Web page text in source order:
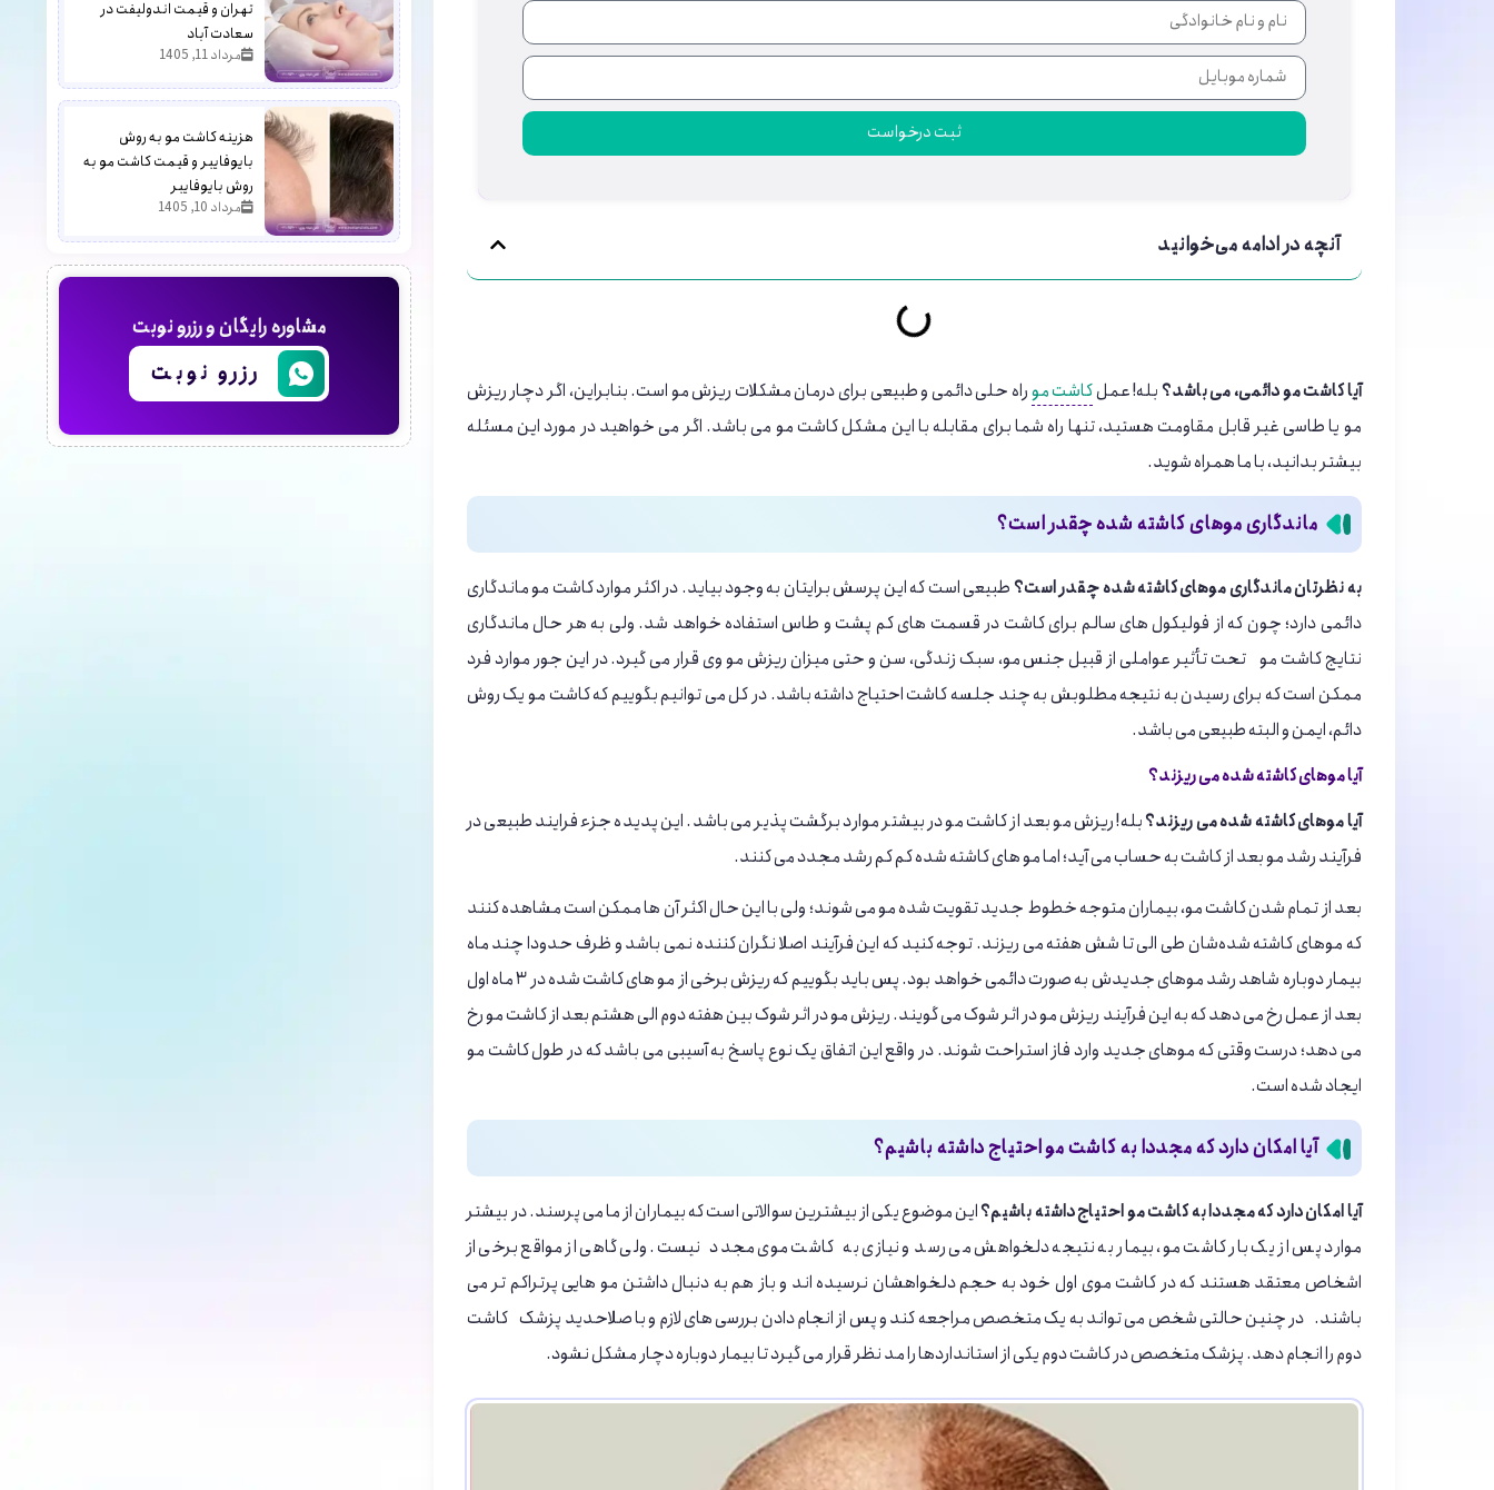
ثبت درخواست
آنچه در ادامه می‌خوانید
آیا کاشت مو دائمی، می باشد؟بله! عملکاشت موراه حلی دائمی و طبیعی برای درمان مشکلات ریزش مو است. بنابراین، اگر دچار ریزش
مو یا طاسی غیر قابل مقاومت هستید، تنها راه شما برای مقابله با این مشکل کاشت مو می باشد. اگر می خواهید در مورد این مسئله
بیشتر بدانید، با ما همراه شوید.
ماندگاری موهای کاشته شده چقدر است؟
به نظرتان ماندگاری موهای کاشته شده چقدر است؟طبیعی است که این پرسش برایتان به وجود بیاید. در اکثر موارد کاشت مو ماندگاری
دائمی دارد؛ چون که از فولیکول های سالم برای کاشت در قسمت های کم پشت و طاس استفاده خواهد شد. ولی به هر حال ماندگاری
نتایج کاشت مو تحت تأثیر عواملی از قبیل جنس مو، سبک زندگی، سن و حتی میزان ریزش مو وی قرار می گیرد. در این جور موارد فرد
ممکن است که برای رسیدن به نتیجه مطلوبش به چند جلسه کاشت احتیاج داشته باشد. در کل می توانیم بگوییم که کاشت مو یک روش
دائم، ایمن و البته طبیعی می باشد.
آیا موهای کاشته شده می ریزند؟
آیا موهای کاشته شده می ریزند؟بله! ریزش مو بعد از کاشت مو در بیشتر موارد برگشت‌ پذیر می باشد. این پدیده جزء فرایند طبیعی در
فرآیند رشد مو بعد از کاشت به حساب می آید؛ اما مو های کاشته شده کم کم رشد مجدد می کنند.
بعد از تمام شدن کاشت مو، بیماران متوجه خطوط جدید تقویت شده مو می شوند؛ ولی با این حال اکثر آن ها ممکن است مشاهده کنند
که موهای کاشته شده‌شان طی الی تا شش هفته می ریزند. توجه کنید که این فرآیند اصلا نگران کننده نمی باشد و ظرف حدودا چند ماه
بیمار دوباره شاهد رشد موهای جدیدش به صورت دائمی خواهد بود. پس باید بگوییم که ریزش برخی از مو های کاشت شده در ۳ ماه اول
بعد از عمل رخ می دهد که به این فرآیند ریزش مو در اثر شوک می گویند. ریزش مو در اثر شوک بین هفته دوم الی هشتم بعد از کاشت مو رخ
می دهد؛ درست وقتی که موهای جدید وارد فاز استراحت شوند. در واقع این اتفاق یک نوع پاسخ به آسیبی می باشد که در طول کاشت مو
ایجاد شده است.
آیا امکان دارد که مجددا به کاشت مو احتیاج داشته باشیم؟
آیا امکان دارد که مجددا به کاشت مو احتیاج داشته باشیم؟این موضوع یکی از بیشترین سوالاتی است که بیماران از ما می پرسند. در بیشتر
موارد پس از یک بار کاشت مو، بیمار به نتیجه دلخواهش می رسد و نیازی به کاشت موی مجدد نیست. ولی گاهی از مواقع برخی از
اشخاص معتقد هستند که در کاشت موی اول خود به حجم دلخواهشان نرسیده اند و باز هم به دنبال داشتن مو هایی پرتراکم تر می
باشند. در چنین حالتی شخص می تواند به یک متخصص مراجعه کند و پس از انجام دادن بررسی های لازم و با صلاحدید پزشک کاشت
دوم را انجام دهد. پزشک متخصص در کاشت دوم یکی از استانداردها را مد نظر قرار می گیرد تا بیمار دوباره دچار مشکل نشود.
تهران و قیمت اندولیفت در
سعادت آباد
مرداد 11, 1405
هزینه کاشت مو به روش
بایوفایبر و قیمت کاشت مو به
روش بایوفایبر
مرداد 10, 1405
مشاوره رایگان و رزرو نوبت
رزرو نوبت